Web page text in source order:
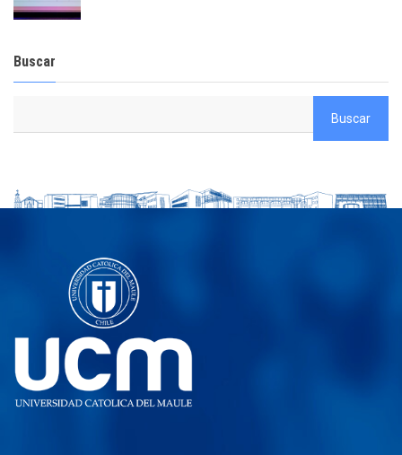
Buscar